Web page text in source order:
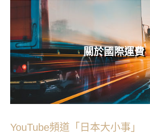
關於國際運費
YouTube頻道「日本大小事」